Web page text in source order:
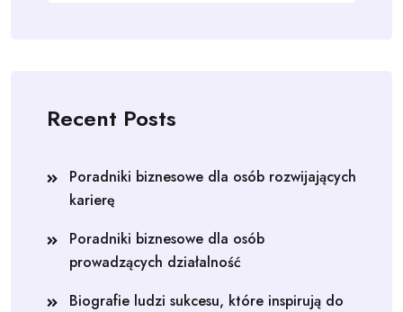
Recent Posts
Poradniki biznesowe dla osób rozwijających
karierę
Poradniki biznesowe dla osób
prowadzących działalność
Biografie ludzi sukcesu, które inspirują do